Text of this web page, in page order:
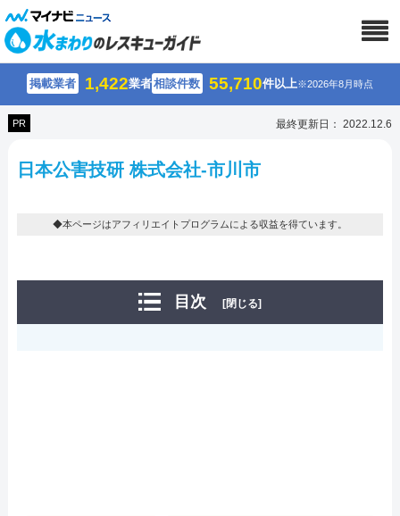
掲載業者 1,422業者相談件数 55,710件以上※2026年8月時点
PR 最終更新日： 2022.12.6
日本公害技研 株式会社-市川市
◆本ページはアフィリエイトプログラムによる収益を得ています。
目次 [閉じる]